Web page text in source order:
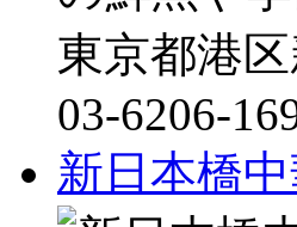
東京都港
03-6206-
新日本橋